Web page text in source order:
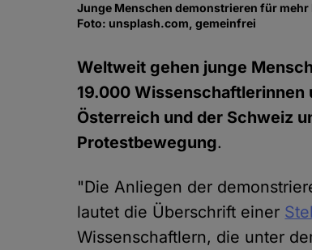
Junge Menschen demonstrieren für
Foto: unsplash.com, gemeinfrei
Weltweit gehen junge
19.000 Wissenschaftlerinnen
Österreich und der Schweiz
Protestbewegung.
"Die Anliegen der
lautet die Überschrift einer
Wissenschaftlern, die unter